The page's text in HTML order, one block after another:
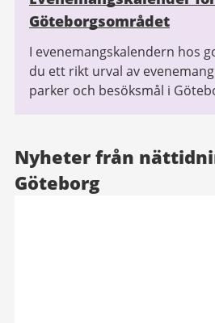
Göteborgsområdet
I evenemangskalendern hos
du ett rikt urval av
parker och besöksmål i
Nyheter från
Göteborg